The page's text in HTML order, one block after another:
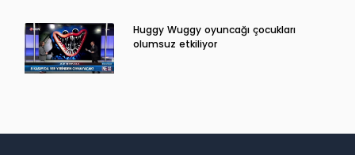
Huggy Wuggy oyuncağı çocukları
olumsuz etkiliyor